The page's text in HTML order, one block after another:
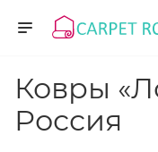
Ковры
Россия